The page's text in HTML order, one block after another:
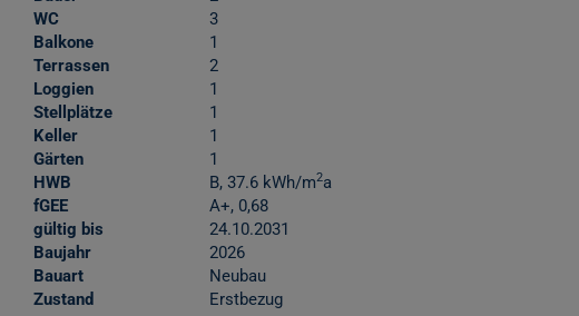
WC
3
Balkone
1
Terrassen
2
Loggien
1
Stellplätze
1
Keller
1
Gärten
1
HWB
B, 37.6 kWh/m2a
fGEE
A+, 0,68
gültig bis
24.10.2031
Baujahr
2026
Bauart
Neubau
Zustand
Erstbezug